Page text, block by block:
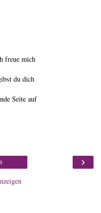
freue mich
du dich
Seite auf
›